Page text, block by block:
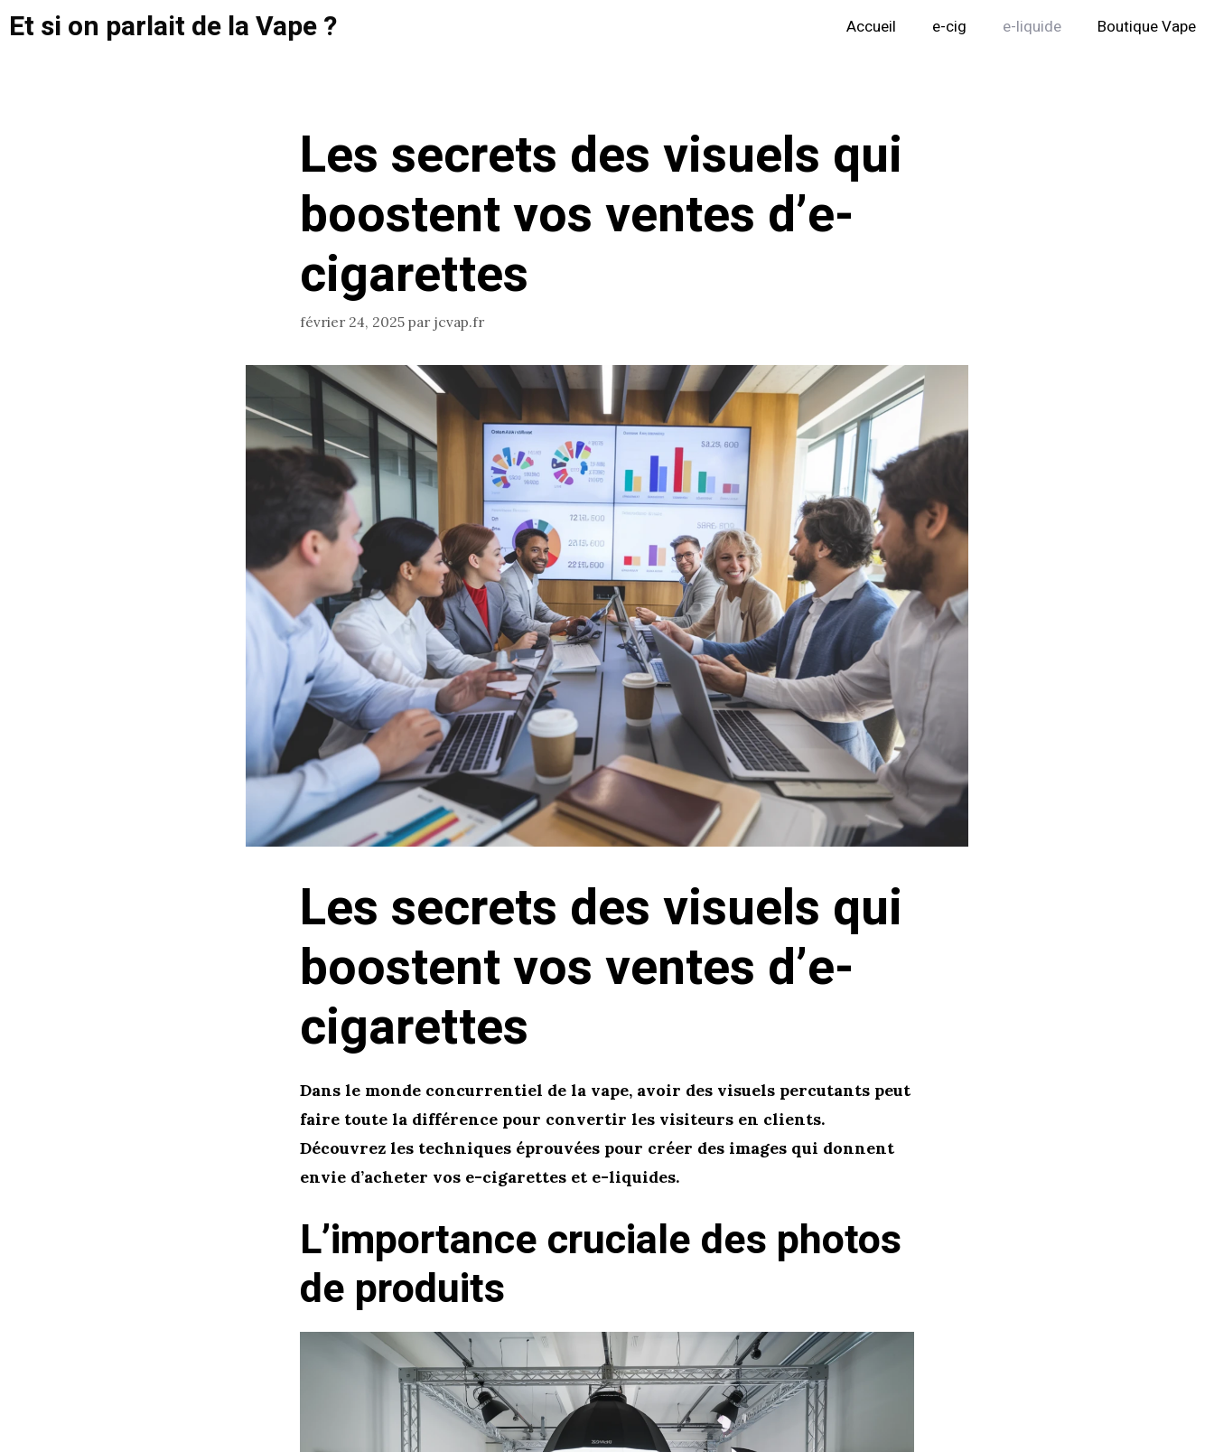
Aller
auEt si on parlait de la Vape ? Accueil e-cig e-liquide Boutique Vape
Les secrets des visuels qui
boostent vos ventes d’e-
cigarettes
février 24, 2025 par jcvap.fr
Les secrets des visuels qui
boostent vos ventes d’e-
cigarettes
Dans le monde concurrentiel de la vape, avoir des visuels percutants peut
faire toute la différence pour convertir les visiteurs en clients.
Découvrez les techniques éprouvées pour créer des images qui donnent
envie d’acheter vos e-cigarettes et e-liquides.
L’importance cruciale des photos
de produits